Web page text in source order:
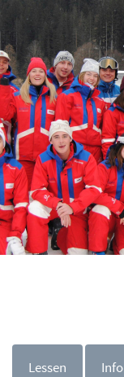
Lessen Info